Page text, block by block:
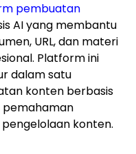
pembuatan
AI yang membantu
URL, dan materi
Platform ini
dalam satu
konten berbasis
pemahaman
pengelolaan konten.